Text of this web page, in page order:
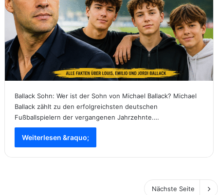
Ballack Sohn: Wer ist der Sohn von Michael Ballack? Michael
Ballack zählt zu den erfolgreichsten deutschen
Fußballspielern der vergangenen Jahrzehnte.…
Weiterlesen &raquo;
Nächste Seite